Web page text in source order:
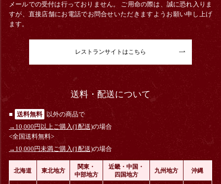
メールでの受付は行っておりません。 ご用命の際は、誠に恐れ入りま
すが、直接店舗にお電話でお問合せいただきますようお願い申し上げ
ます。
レストランサイトはこちら
送料・配送について
■ 送料無料
以外の商品で
→10,000円以上ご購入(1配送)の場合
<全国送料無料>
→10,000円未満ご購入(1配送)の場合
北海道 東北地方
関東・
中部地方
近畿・中国・
四国地方
九州地方 沖縄